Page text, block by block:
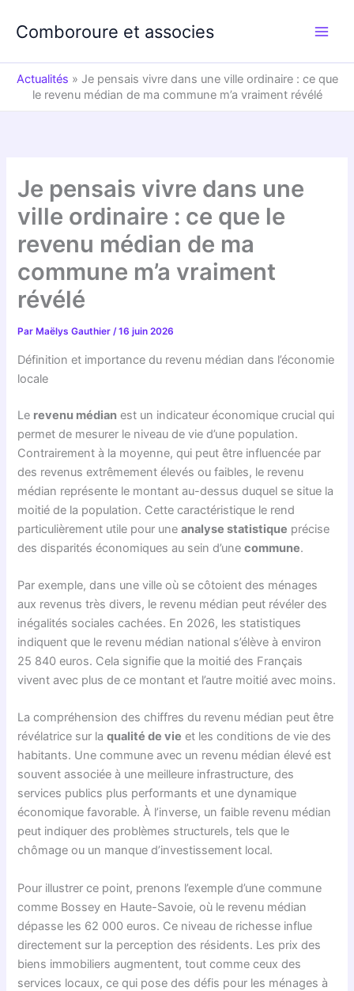
Comboroure et associes
Actualités » Je pensais vivre dans une ville ordinaire : ce que
le revenu médian de ma commune m’a vraiment révélé
Je pensais vivre dans une
ville ordinaire : ce que le
revenu médian de ma
commune m’a vraiment
révélé
Par Maëlys Gauthier/16 juin 2026
Définition et importance du revenu médian dans l’économie
locale
Le revenu médian est un indicateur économique crucial qui
permet de mesurer le niveau de vie d’une population.
Contrairement à la moyenne, qui peut être influencée par
des revenus extrêmement élevés ou faibles, le revenu
médian représente le montant au-dessus duquel se situe la
moitié de la population. Cette caractéristique le rend
particulièrement utile pour uneanalyse statistique précise
des disparités économiques au sein d’unecommune.
Par exemple, dans une ville où se côtoient des ménages
aux revenus très divers, le revenu médian peut révéler des
inégalités sociales cachées. En 2026, les statistiques
indiquent que le revenu médian national s’élève à environ
25 840 euros. Cela signifie que la moitié des Français
vivent avec plus de ce montant et l’autre moitié avec moins.
La compréhension des chiffres du revenu médian peut être
révélatrice sur laqualité de vie et les conditions de vie des
habitants. Une commune avec un revenu médian élevé est
souvent associée à une meilleure infrastructure, des
services publics plus performants et une dynamique
économique favorable. À l’inverse, un faible revenu médian
peut indiquer des problèmes structurels, tels que le
chômage ou un manque d’investissement local.
Pour illustrer ce point, prenons l’exemple d’une commune
comme Bossey en Haute-Savoie, où le revenu médian
dépasse les 62 000 euros. Ce niveau de richesse influe
directement sur la perception des résidents. Les prix des
biens immobiliers augmentent, tout comme ceux des
services locaux, ce qui pose des défis pour les ménages à